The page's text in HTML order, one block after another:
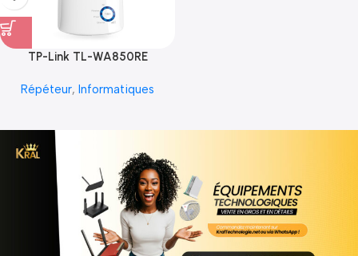
TP-Link TL-WA850RE
Répéteur, Informatiques